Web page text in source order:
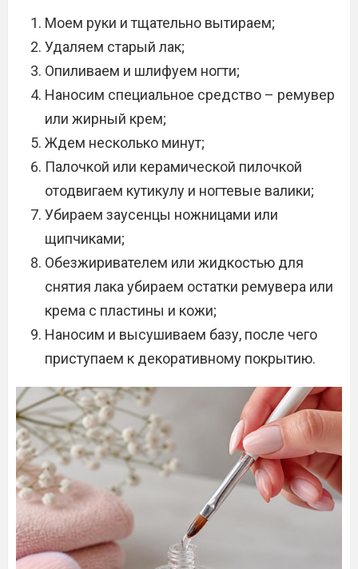
Моем руки и тщательно вытираем;
Удаляем старый лак;
Опиливаем и шлифуем ногти;
Наносим специальное средство – ремувер
или жирный крем;
Ждем несколько минут;
Палочкой или керамической пилочкой
отодвигаем кутикулу и ногтевые валики;
Убираем заусенцы ножницами или
щипчиками;
Обезжиривателем или жидкостью для
снятия лака убираем остатки ремувера или
крема с пластины и кожи;
Наносим и высушиваем базу, после чего
приступаем к декоративному покрытию.